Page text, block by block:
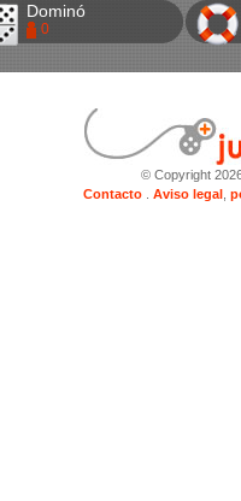
Dominó
0
© Copyright
Contacto
Aviso legal